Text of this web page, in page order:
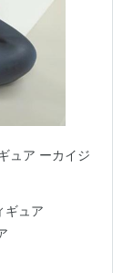
ュア ーカイジ
ギュア